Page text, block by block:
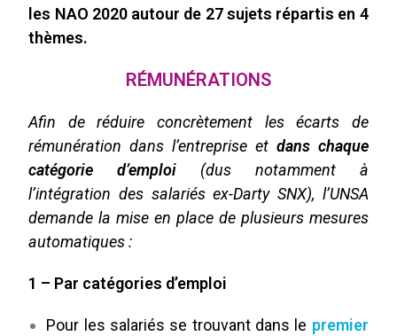
les NAO 2020 autour de 27 sujets répartis en 4
thèmes.
RÉMUNÉRATIONS
Afin de réduire concrètement les écarts de
rémunération dans l’entreprise et dans chaque
catégorie d’emploi (dus notamment à
l’intégration des salariés ex-Darty SNX), l’UNSA
demande la mise en place de plusieurs mesures
automatiques :
1 – Par catégories d’emploi
Pour les salariés se trouvant dans le premier